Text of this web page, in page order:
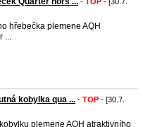
hřebečka plemene AQH
...
kobylka qua ... - TOP - [30.7.
plemene AQH atraktivního